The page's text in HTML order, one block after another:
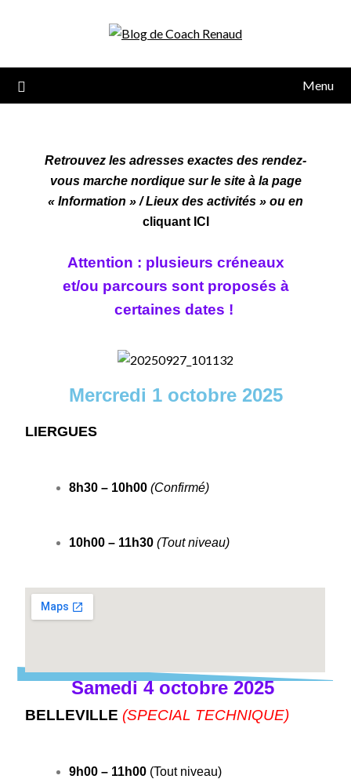
Menu
Retrouvez les adresses exactes des rendez-
vous marche nordique sur le site à la page
« Information » / Lieux des activités » ou en
cliquant ICI
Attention : plusieurs créneaux
et/ou parcours sont proposés à
certaines dates !
Mercredi 1 octobre 2025
LIERGUES
8h30 – 10h00(Confirmé)
10h00 – 11h30(Tout niveau)
Samedi 4 octobre 2025
BELLEVILLE(SPECIAL TECHNIQUE)
9h00 – 11h00 (Tout niveau)